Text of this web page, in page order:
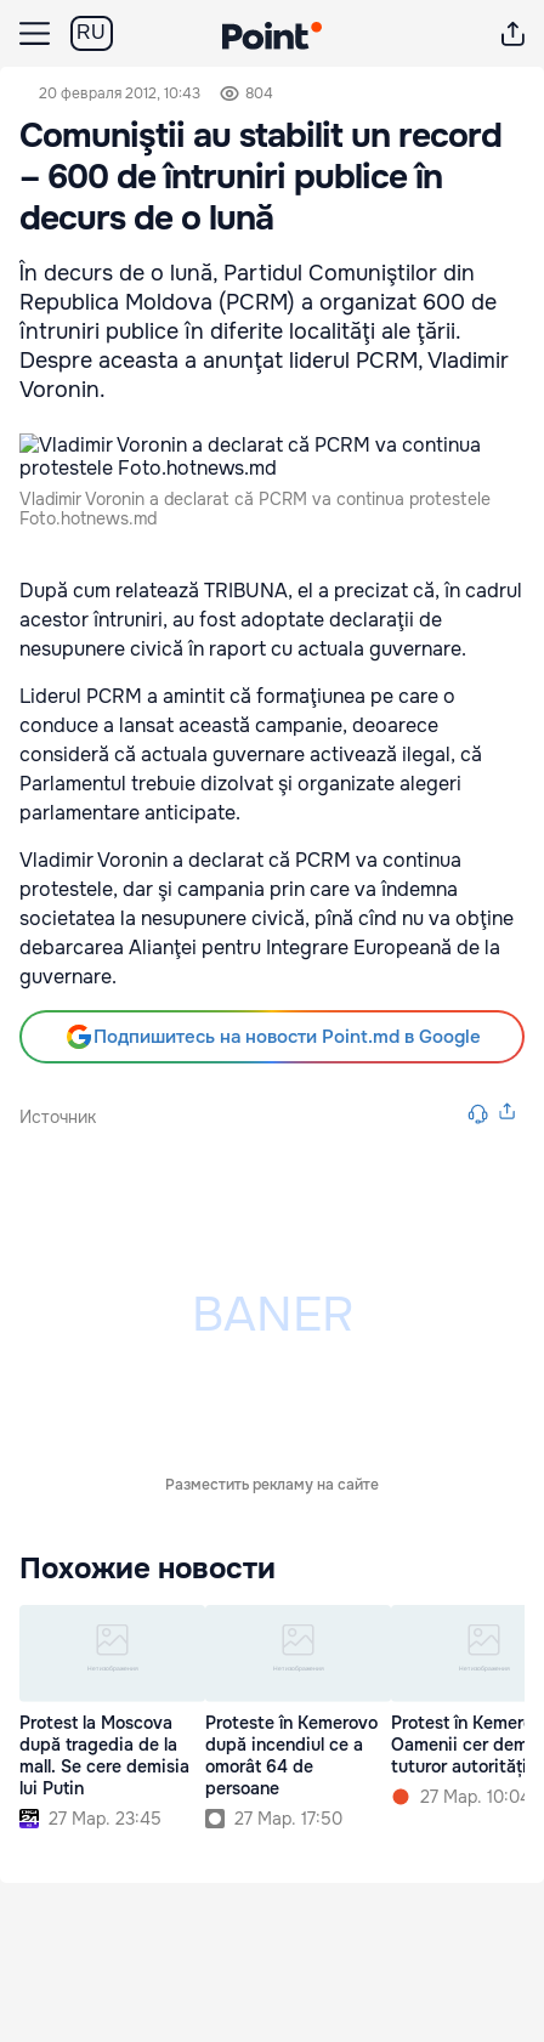
RU
20 февраля 2012, 10:43 804
Comuniştii au stabilit un record
– 600 de întruniri publice în
decurs de o lună
În decurs de o lună, Partidul Comuniştilor din
Republica Moldova (PCRM) a organizat 600 de
întruniri publice în diferite localităţi ale ţării.
Despre aceasta a anunţat liderul PCRM, Vladimir
Voronin.
Vladimir Voronin a declarat că PCRM va continua protestele
Foto.hotnews.md
După cum relatează TRIBUNA, el a precizat că, în cadrul
acestor întruniri, au fost adoptate declaraţii de
nesupunere civică în raport cu actuala guvernare.
Liderul PCRM a amintit că formaţiunea pe care o
conduce a lansat această campanie, deoarece
consideră că actuala guvernare activează ilegal, că
Parlamentul trebuie dizolvat şi organizate alegeri
parlamentare anticipate.
Vladimir Voronin a declarat că PCRM va continua
protestele, dar şi campania prin care va îndemna
societatea la nesupunere civică, pînă cînd nu va obţine
debarcarea Alianţei pentru Integrare Europeană de la
guvernare.
Подпишитесь на новости Point.md в Google
Источник
Разместить рекламу на сайте
Похожие новости
Protest la Moscova
după tragedia de la
mall. Se cere demisia
lui Putin
27 Мар. 23:45
Proteste în Kemerovo
după incendiul ce a
omorât 64 de
persoane
27 Мар. 17:50
Protest în
Oamenii cer
tuturor
27 Мар. 10:04